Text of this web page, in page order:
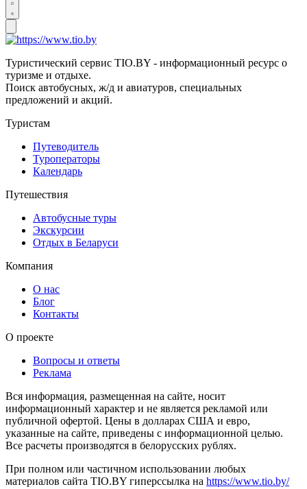
Туристический сервис TIO.BY - информационный ресурс о
туризме и отдыхе.
Поиск автобусных, ж/д и авиатуров, специальных
предложений и акций.
Туристам
Путеводитель
Туроператоры
Календарь
Путешествия
Автобусные туры
Экскурсии
Отдых в Беларуси
Компания
О нас
Блог
Контакты
О проекте
Вопросы и ответы
Реклама
Вся информация, размещенная на сайте, носит
информационный характер и не является рекламой или
публичной офертой. Цены в долларах США и евро,
указанные на сайте, приведены с информационной целью.
Все расчеты производятся в белорусских рублях.
При полном или частичном использовании любых
материалов сайта TIO.BY гиперссылка на https://www.tio.by/